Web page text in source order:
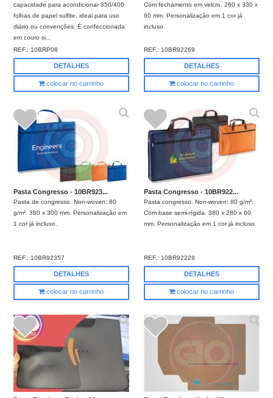
capacidade para acondicionar 350/400
folhas de papel sulfite, ideal para uso
diário ou convenções. É confeccionada
em couro si...
REF.: 10BRP08
DETALHES
colocar no carrinho
Com fechamento em velcro. 260 x 330 x
60 mm. Personalização em 1 cor já
incluso.
REF.:10BR92269
DETALHES
colocar no carrinho
Pasta Congresso - 10BR923...
Pasta de congresso. Non-woven: 80
g/m². 380 x 300 mm. Personalização em
1 cor já incluso.
REF.: 10BR92357
DETALHES
colocar no carrinho
Pasta Congresso - 10BR922...
Pasta congresso. Non-woven: 80 g/m².
Com base semi-rígida. 380 x 280 x 60
mm. Personalização em 1 cor já incluso.
REF.: 10BR92228
DETALHES
colocar no carrinho